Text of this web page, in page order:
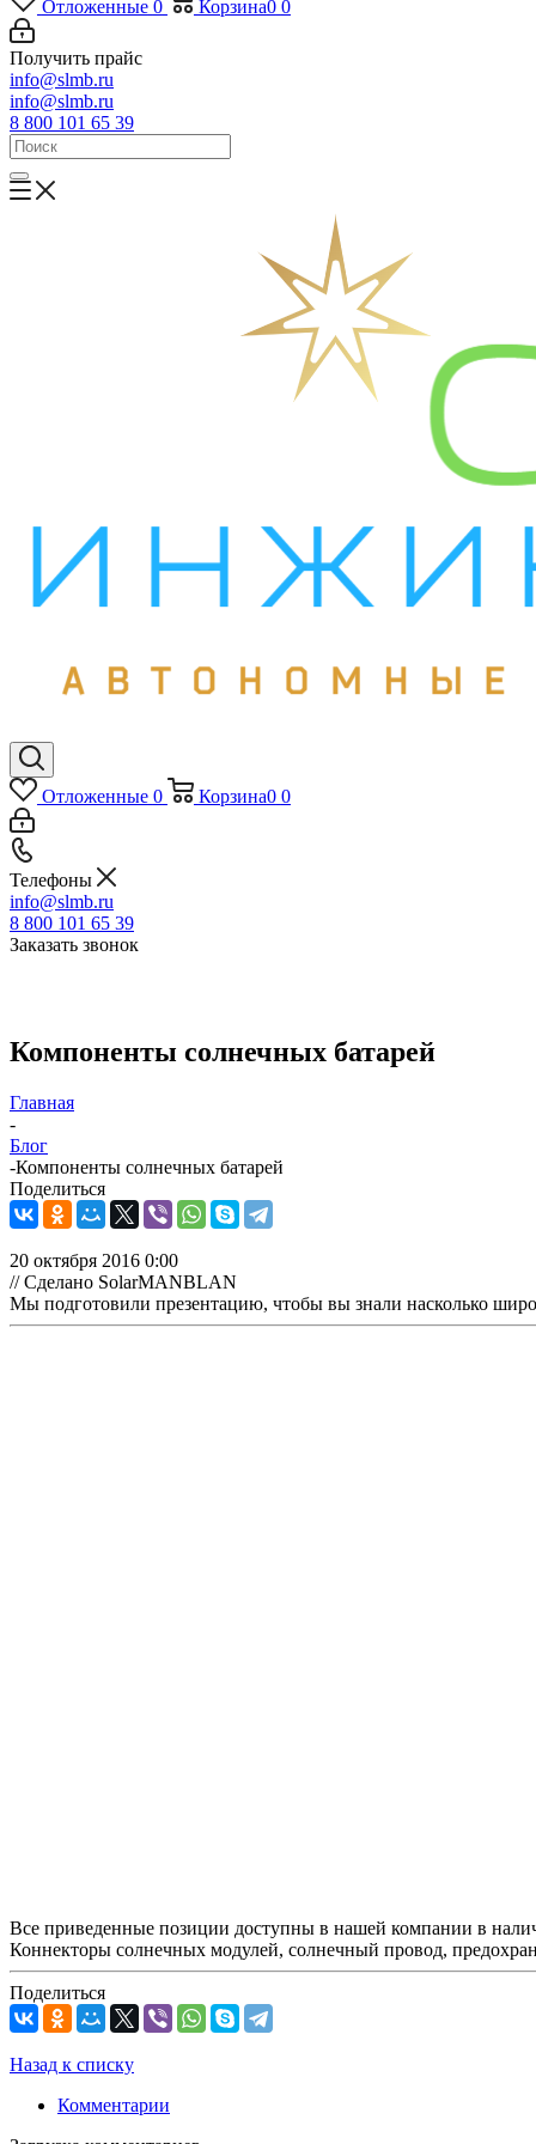
Отложенные 0 Корзина0 0
Получить прайс
info@slmb.ru
info@slmb.ru
8 800 101 65 39
Отложенные 0 Корзина0 0
Телефоны
info@slmb.ru
8 800 101 65 39
Заказать звонок
Компоненты солнечных батарей
Главная
-
Блог
-Компоненты солнечных батарей
Поделиться
20 октября 2016 0:00
// Сделано SolarMANBLAN
Мы подготовили презентацию, чтобы вы знали насколько
Все приведенные позиции доступны в нашей компании в
Коннекторы солнечных модулей, солнечный провод,
Поделиться
Назад к списку
Комментарии